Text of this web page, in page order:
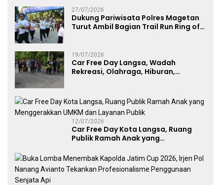
27/07/2026
Dukung Pariwisata Polres Magetan
Turut Ambil Bagian Trail Run Ring of
19/07/2026
Car Free Day Langsa, Wadah
Rekreasi, Olahraga, Hiburan,
12/07/2026
Car Free Day Kota Langsa, Ruang
Publik Ramah Anak yang
Publik